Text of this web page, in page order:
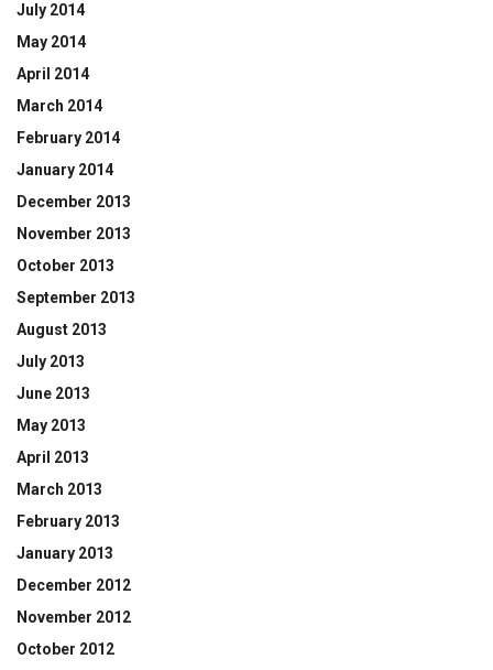
July 2014
May 2014
April 2014
March 2014
February 2014
January 2014
December 2013
November 2013
October 2013
September 2013
August 2013
July 2013
June 2013
May 2013
April 2013
March 2013
February 2013
January 2013
December 2012
November 2012
October 2012